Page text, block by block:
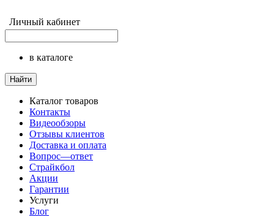
Личный кабинет
в каталоге
Найти
Каталог товаров
Контакты
Видеообзоры
Отзывы клиентов
Доставка и оплата
Вопрос—ответ
Страйкбол
Акции
Гарантии
Услуги
Блог